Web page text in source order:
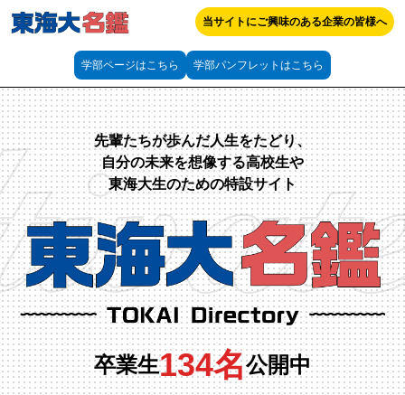
当サイトにご興味のある企業の皆様へ
学部ページはこちら 学部パンフレットはこちら
先輩たちが歩んだ人生をたどり、
自分の未来を想像する高校生や
東海大生のための特設サイト
卒業生134名公開中